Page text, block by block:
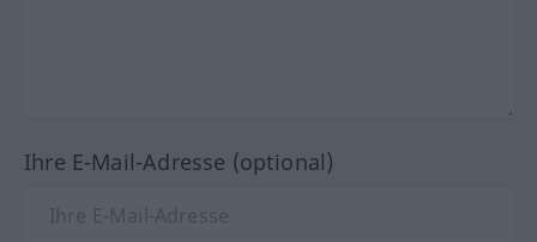
Ihre E-Mail-Adresse (optional)